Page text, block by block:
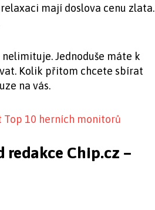
mají doslova cenu zlata.
Jednoduše máte k
Kolik přitom chcete sbírat
na vás.
Top 10 herních monitorů
Chip.cz –